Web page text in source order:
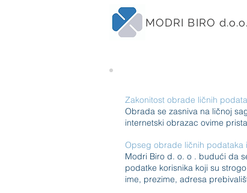
MODRI BIRO d.o.o.
Zakonitost obrade ličnih
Obrada se zasniva na ličnoj
internetski obrazac ovime
Opseg obrade ličnih podataka
Modri Biro d. o. o . budući da
podatke korisnika koji su
ime, prezime, adresa